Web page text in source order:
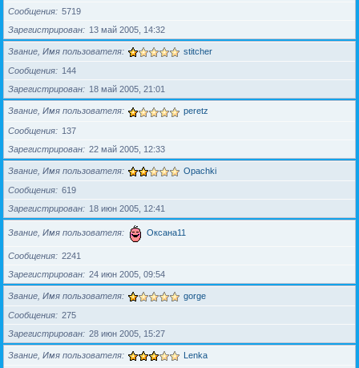
Сообщения
5719
Зарегистрирован
13 май 2005, 14:32
Звание, Имя пользователя stitcher
Сообщения
144
Зарегистрирован
18 май 2005, 21:01
Звание, Имя пользователя peretz
Сообщения
137
Зарегистрирован
22 май 2005, 12:33
Звание, Имя пользователя Opachki
Сообщения
619
Зарегистрирован
18 июн 2005, 12:41
Звание, Имя пользователя Оксана11
Сообщения
2241
Зарегистрирован
24 июн 2005, 09:54
Звание, Имя пользователя gorge
Сообщения
275
Зарегистрирован
28 июн 2005, 15:27
Звание, Имя пользователя Lenka